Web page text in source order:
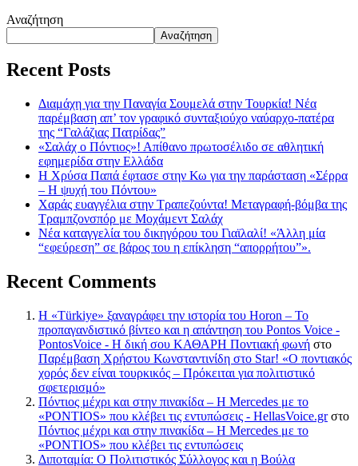
Αναζήτηση
Αναζήτηση
Recent Posts
Διαμάχη για την Παναγία Σουμελά στην Τουρκία! Νέα
παρέμβαση απ’ τον γραφικό συνταξιούχο ναύαρχο-πατέρα
της “Γαλάζιας Πατρίδας”
«Σαλάχ ο Πόντιος»! Απίθανο πρωτοσέλιδο σε αθλητική
εφημερίδα στην Ελλάδα
Η Χρύσα Παπά έφτασε στην Κω για την παράσταση «Σέρρα
– Η ψυχή του Πόντου»
Χαράς ευαγγέλια στην Τραπεζούντα! Μεταγραφή-βόμβα της
Τραμπζονσπόρ με Μοχάμεντ Σαλάχ
Νέα καταγγελία του δικηγόρου του Γιαϊλαλί! «Άλλη μία
“εφεύρεση” σε βάρος του η επίκληση “απορρήτου”».
Recent Comments
Η «Türkiye» ξαναγράφει την ιστορία του Horon – Το
προπαγανδιστικό βίντεο και η απάντηση του Pontos Voice -
PontosVoice - H δική σου ΚΑΘΑΡΗ Ποντιακή φωνή στο
Παρέμβαση Χρήστου Κωνσταντινίδη στο Star! «Ο ποντιακός
χορός δεν είναι τουρκικός – Πρόκειται για πολιτιστικό
σφετερισμό»
Πόντιος μέχρι και στην πινακίδα – Η Mercedes με το
«PONTIOS» που κλέβει τις εντυπώσεις - HellasVoice.grστο
Πόντιος μέχρι και στην πινακίδα – Η Mercedes με το
«PONTIOS» που κλέβει τις εντυπώσεις
Διποταμία: Ο Πολιτιστικός Σύλλογος και η Βούλα